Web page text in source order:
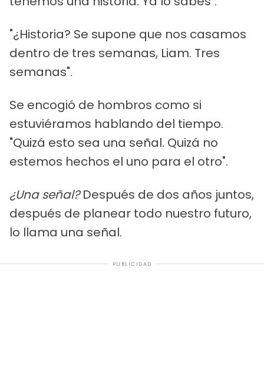
"¿Historia? Se supone que nos casamos
dentro de tres semanas, Liam. Tres
semanas".
Se encogió de hombros como si
estuviéramos hablando del tiempo.
"Quizá esto sea una señal. Quizá no
estemos hechos el uno para el otro".
¿Una señal?Después de dos años juntos,
después de planear todo nuestro futuro,
lo llama una señal.
PUBLICIDAD